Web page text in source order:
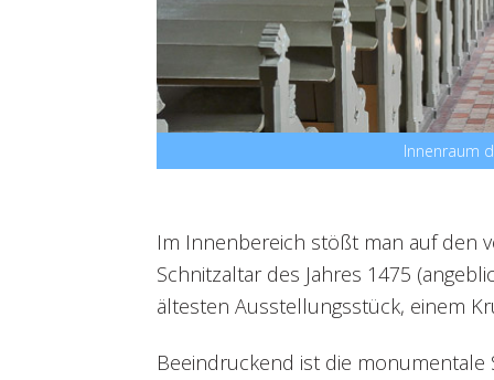
Innenraum
Im Innenbereich stößt man auf den
Schnitzaltar des Jahres 1475
ältesten Ausstellungsstück, einem
Beeindruckend ist die